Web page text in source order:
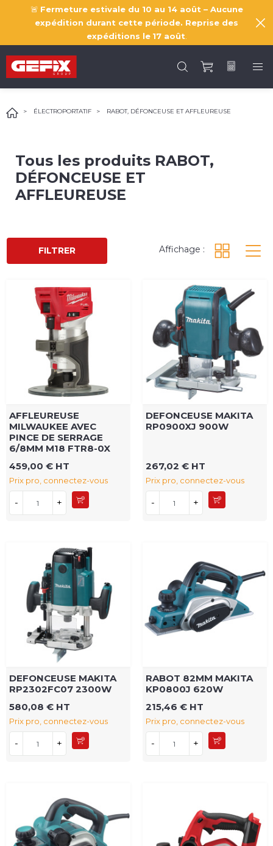
🚨 Fermeture estivale du 10 au 14 août – Aucune
expédition durant cette période. Reprise des
expéditions le 17 août
ÉLECTROPORTATIF RABOT, DÉFONCEUSE ET AFFLEUREUSE
Tous les produits RABOT,
DÉFONCEUSE ET
AFFLEUREUSE
FILTRER Affichage :
AFFLEUREUSE
MILWAUKEE AVEC
PINCE DE SERRAGE
6/8MM M18 FTR8-0X
459,00 € HT
Prix pro, connectez-vous
- +
DEFONCEUSE MAKITA
RP0900XJ 900W
267,02 € HT
Prix pro, connectez-vous
- +
DEFONCEUSE MAKITA
RP2302FC07 2300W
580,08 € HT
Prix pro, connectez-vous
- +
RABOT 82MM MAKITA
KP0800J 620W
215,46 € HT
Prix pro, connectez-vous
- +